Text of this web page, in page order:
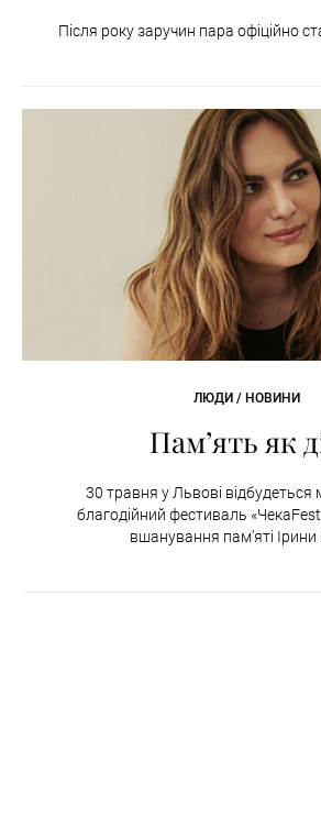
Після року заручин пара офіційно
ЛЮДИ / НОВИНИ
Пам’ять як
30 травня у Львові
благодійний фестиваль
вшанування пам’яті